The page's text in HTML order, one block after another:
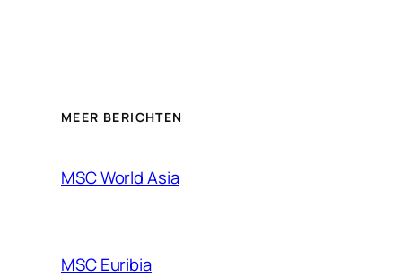
MEER BERICHTEN
MSC World Asia
MSC Euribia